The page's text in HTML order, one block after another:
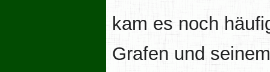
kam es noch
Grafen und